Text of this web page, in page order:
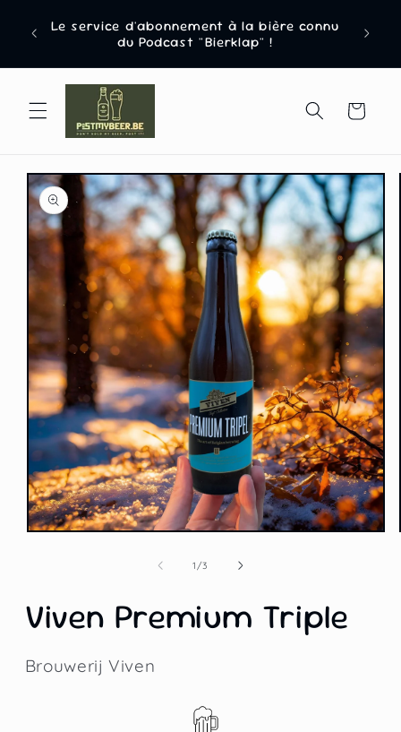
passer
au
Le service d'abonnement à la bière connu
du Podcast "Bierklap" !
Panier
Passer aux
informations
produits
Ouvrir
une
fenêtre
modale
1/de
3
Viven Premium Triple
Brouwerij Viven